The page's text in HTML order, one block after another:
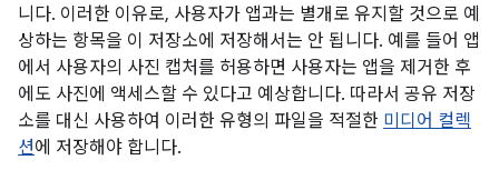
니다. 이러한 이유로, 사용자가 앱과는 별개로 유지할 것으로 예
상하는 항목을 이 저장소에 저장해서는 안 됩니다. 예를 들어 앱
에서 사용자의 사진 캡처를 허용하면 사용자는 앱을 제거한 후
에도 사진에 액세스할 수 있다고 예상합니다. 따라서 공유 저장
소를 대신 사용하여 이러한 유형의 파일을 적절한 미디어 컬렉
션에 저장해야 합니다.